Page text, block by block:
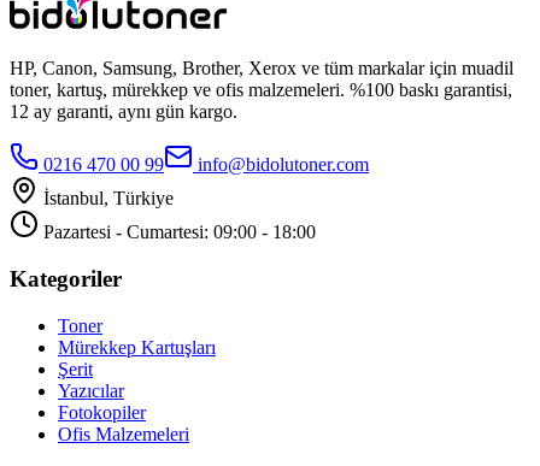
HP, Canon, Samsung, Brother, Xerox ve tüm markalar için muadil
toner, kartuş, mürekkep ve ofis malzemeleri. %100 baskı garantisi,
12 ay garanti, aynı gün kargo.
0216 470 00 99
info@bidolutoner.com
İstanbul, Türkiye
Pazartesi - Cumartesi: 09:00 - 18:00
Kategoriler
Toner
Mürekkep Kartuşları
Şerit
Yazıcılar
Fotokopiler
Ofis Malzemeleri